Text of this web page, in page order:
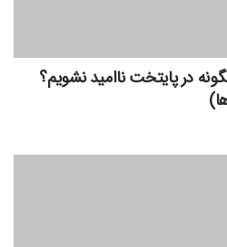
در پایتخت ناامید نشویم؟